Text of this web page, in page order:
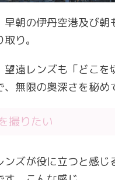
早朝の伊丹空港及び朝
り。
望遠レンズも「どこを
無限の奥深さを秘め
撮りたい
ンズが役に立つと感じ